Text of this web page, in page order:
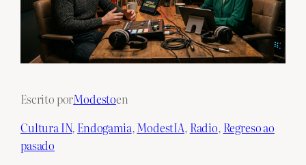
Escrito porModestoen
Cultura IN, Endogamia, ModestIA, Radio, Regreso ao
pasado